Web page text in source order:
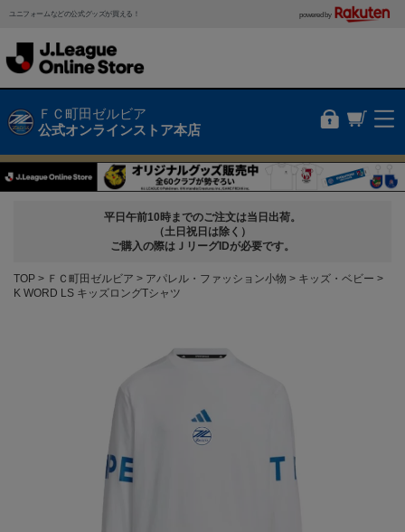
ユニフォームなどの公式グッズが買える！ powered by
ＦＣ町田ゼルビア
公式オンラインストア本店
平日午前10時までのご注文は当日出荷。
（土日祝日は除く）
ご購入の際はＪリーグIDが必要です。
TOP ＦＣ町田ゼルビア アパレル・ファッション小物
キッズ・ベビー
K WORD LS キッズロングTシャツ